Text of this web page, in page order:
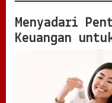
s
j
a
Menyadari
Keuangan untuk